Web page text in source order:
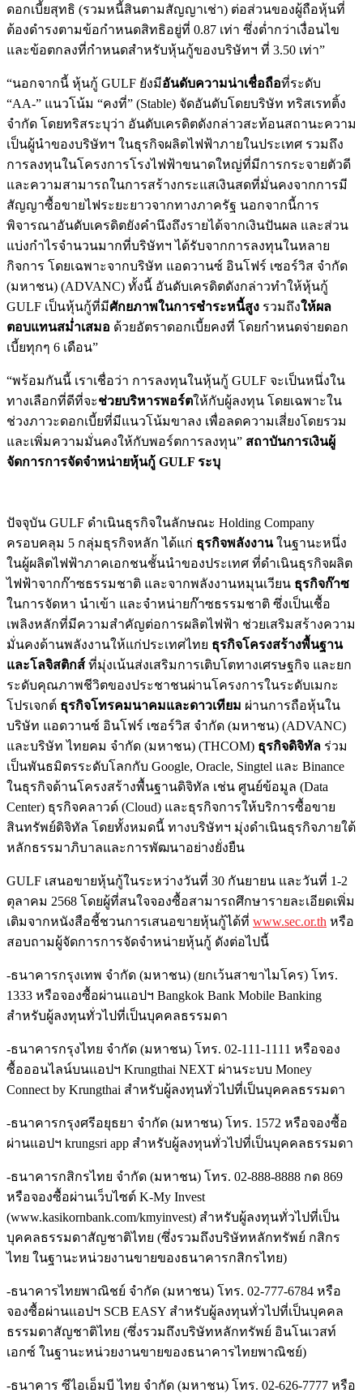
ดอกเบี้ยสุทธิ (รวมหนี้สินตามสัญญาเช่า) ต่อส่วนของผู้ถือหุ้นที่
ต้องดำรงตามข้อกำหนดสิทธิอยู่ที่ 0.87 เท่า ซึ่งต่ำกว่าเงื่อนไข
และข้อตกลงที่กำหนดสำหรับหุ้นกู้ของบริษัทฯ ที่ 3.50 เท่า”
“นอกจากนี้ หุ้นกู้ GULF ยังมีอันดับความน่าเชื่อถือที่ระดับ
“AA-” แนวโน้ม “คงที่” (Stable) จัดอันดับโดยบริษัท ทริสเรทติ้ง
จำกัด โดยทริสระบุว่า อันดับเครดิตดังกล่าวสะท้อนสถานะความ
เป็นผู้นำของบริษัทฯ ในธุรกิจผลิตไฟฟ้าภายในประเทศ รวมถึง
การลงทุนในโครงการโรงไฟฟ้าขนาดใหญ่ที่มีการกระจายตัวดี
และความสามารถในการสร้างกระแสเงินสดที่มั่นคงจากการมี
สัญญาซื้อขายไฟระยะยาวจากทางภาครัฐ นอกจากนี้การ
พิจารณาอันดับเครดิตยังคำนึงถึงรายได้จากเงินปันผล และส่วน
แบ่งกำไรจำนวนมากที่บริษัทฯ ได้รับจากการลงทุนในหลาย
กิจการ โดยเฉพาะจากบริษัท แอดวานซ์ อินโฟร์ เซอร์วิส จำกัด
(มหาชน) (ADVANC) ทั้งนี้ อันดับเครดิตดังกล่าวทำให้หุ้นกู้
GULF เป็นหุ้นกู้ที่มีศักยภาพในการชำระหนี้สูง รวมถึงให้ผล
ตอบแทนสม่ำเสมอ ด้วยอัตราดอกเบี้ยคงที่ โดยกำหนดจ่ายดอก
เบี้ยทุกๆ 6 เดือน”
“พร้อมกันนี้ เราเชื่อว่า การลงทุนในหุ้นกู้ GULF จะเป็นหนึ่งใน
ทางเลือกที่ดีที่จะช่วยบริหารพอร์ตให้กับผู้ลงทุน โดยเฉพาะใน
ช่วงภาวะดอกเบี้ยที่มีแนวโน้มขาลง เพื่อลดความเสี่ยงโดยรวม
และเพิ่มความมั่นคงให้กับพอร์ตการลงทุน” สถาบันการเงินผู้
จัดการการจัดจำหน่ายหุ้นกู้ GULF ระบุ
ปัจจุบัน GULF ดำเนินธุรกิจในลักษณะ Holding Company
ครอบคลุม 5 กลุ่มธุรกิจหลัก ได้แก่ ธุรกิจพลังงานในฐานะหนึ่ง
ในผู้ผลิตไฟฟ้าภาคเอกชนชั้นนำของประเทศ ที่ดำเนินธุรกิจผลิต
ไฟฟ้าจากก๊าซธรรมชาติ และจากพลังงานหมุนเวียน ธุรกิจก๊าซ
ในการจัดหา นำเข้า และจำหน่ายก๊าซธรรมชาติ ซึ่งเป็นเชื้อ
เพลิงหลักที่มีความสำคัญต่อการผลิตไฟฟ้า ช่วยเสริมสร้างความ
มั่นคงด้านพลังงานให้แก่ประเทศไทย ธุรกิจโครงสร้างพื้นฐาน
และโลจิสติกส์ ที่มุ่งเน้นส่งเสริมการเติบโตทางเศรษฐกิจ และยก
ระดับคุณภาพชีวิตของประชาชนผ่านโครงการในระดับเมกะ
โปรเจกต์ ธุรกิจโทรคมนาคมและดาวเทียม ผ่านการถือหุ้นใน
บริษัท แอดวานซ์ อินโฟร์ เซอร์วิส จำกัด (มหาชน) (ADVANC)
และบริษัท ไทยคม จำกัด (มหาชน) (THCOM) ธุรกิจดิจิทัล ร่วม
เป็นพันธมิตรระดับโลกกับ Google, Oracle, Singtel และ Binance
ในธุรกิจด้านโครงสร้างพื้นฐานดิจิทัล เช่น ศูนย์ข้อมูล (Data
Center) ธุรกิจคลาวด์ (Cloud) และธุรกิจการให้บริการซื้อขาย
สินทรัพย์ดิจิทัล โดยทั้งหมดนี้ ทางบริษัทฯ มุ่งดำเนินธุรกิจภายใต้
หลักธรรมาภิบาลและการพัฒนาอย่างยั่งยืน
GULF เสนอขายหุ้นกู้ในระหว่างวันที่ 30 กันยายน และวันที่ 1-2
ตุลาคม 2568 โดยผู้ที่สนใจจองซื้อสามารถศึกษารายละเอียดเพิ่ม
เติมจากหนังสือชี้ชวนการเสนอขายหุ้นกู้ได้ที่ www.sec.or.th หรือ
สอบถามผู้จัดการการจัดจำหน่ายหุ้นกู้ ดังต่อไปนี้
-ธนาคารกรุงเทพ จำกัด (มหาชน) (ยกเว้นสาขาไมโคร) โทร.
1333 หรือจองซื้อผ่านแอปฯ Bangkok Bank Mobile Banking
สำหรับผู้ลงทุนทั่วไปที่เป็นบุคคลธรรมดา
-ธนาคารกรุงไทย จำกัด (มหาชน) โทร. 02-111-1111 หรือจอง
ซื้อออนไลน์บนแอปฯ Krungthai NEXT ผ่านระบบ Money
Connect by Krungthai สำหรับผู้ลงทุนทั่วไปที่เป็นบุคคลธรรมดา
-ธนาคารกรุงศรีอยุธยา จำกัด (มหาชน) โทร. 1572 หรือจองซื้อ
ผ่านแอปฯ krungsri app สำหรับผู้ลงทุนทั่วไปที่เป็นบุคคลธรรมดา
-ธนาคารกสิกรไทย จำกัด (มหาชน) โทร. 02-888-8888 กด 869
หรือจองซื้อผ่านเว็บไซต์ K-My Invest
(www.kasikornbank.com/kmyinvest) สำหรับผู้ลงทุนทั่วไปที่เป็น
บุคคลธรรมดาสัญชาติไทย (ซึ่งรวมถึงบริษัทหลักทรัพย์ กสิกร
ไทย ในฐานะหน่วยงานขายของธนาคารกสิกรไทย)
-ธนาคารไทยพาณิชย์ จำกัด (มหาชน) โทร. 02-777-6784 หรือ
จองซื้อผ่านแอปฯ SCB EASY สำหรับผู้ลงทุนทั่วไปที่เป็นบุคคล
ธรรมดาสัญชาติไทย (ซึ่งรวมถึงบริษัทหลักทรัพย์ อินโนเวสท์
เอกซ์ ในฐานะหน่วยงานขายของธนาคารไทยพาณิชย์)
-ธนาคาร ซีไอเอ็มบี ไทย จำกัด (มหาชน) โทร. 02-626-7777 หรือ